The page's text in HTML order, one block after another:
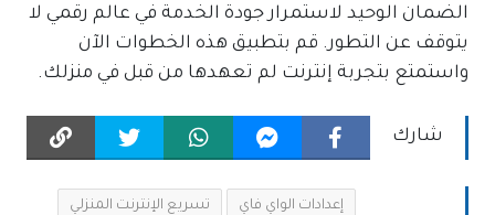
الضمان الوحيد لاستمرار جودة الخدمة في عالم رقمي لا
يتوقف عن التطور. قم بتطبيق هذه الخطوات الآن
واستمتع بتجربة إنترنت لم تعهدها من قبل في منزلك.
شارك
إعدادات الواي فاي تسريع الإنترنت المنزلي